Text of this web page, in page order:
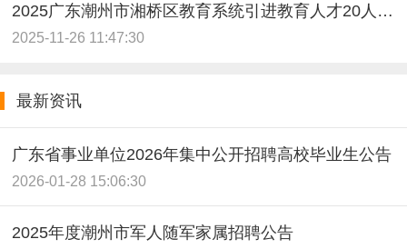
2025广东潮州市湘桥区教育系统引进教育人才20人公告
2025-11-26 11:47:30
最新资讯
广东省事业单位2026年集中公开招聘高校毕业生公告
2026-01-28 15:06:30
2025年度潮州市军人随军家属招聘公告